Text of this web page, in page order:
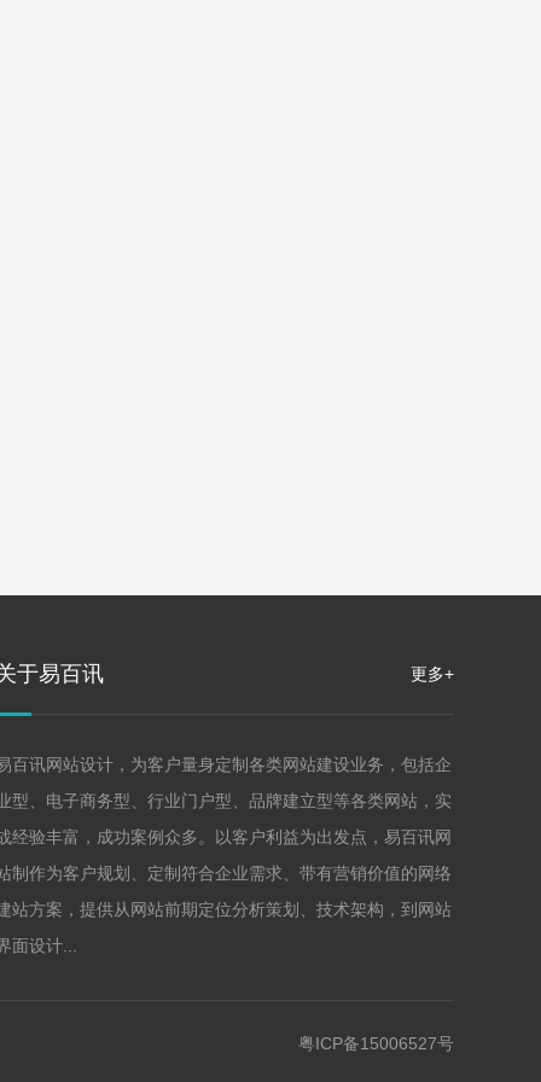
于易百讯 更多+
百讯网站设计，为客户量身定制各类网站建设业务，包括企
型、电子商务型、行业门户型、品牌建立型等各类网站，实
经验丰富，成功案例众多。以客户利益为出发点，易百讯网
制作为客户规划、定制符合企业需求、带有营销价值的网络
站方案，提供从网站前期定位分析策划、技术架构，到网站
面设计...
粤ICP备15006527号